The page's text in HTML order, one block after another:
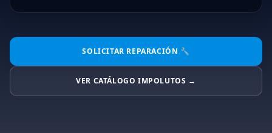
SOLICITAR REPARACIÓN 🔧
VER CATÁLOGO IMPOLUTOS →